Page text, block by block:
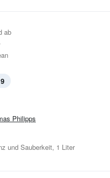
ab
Philipps
und Sauberkeit, 1 Liter